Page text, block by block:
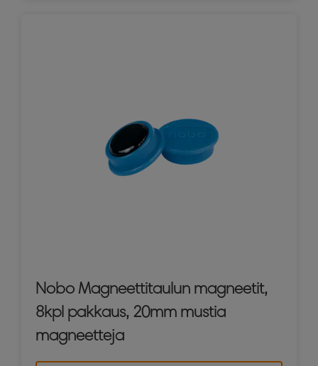
Nobo Magneettitaulun magneetit,
8kpl pakkaus, 20mm mustia
magneetteja